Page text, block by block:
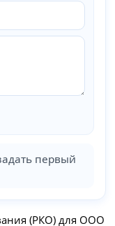
первый
(РКО) для ООО